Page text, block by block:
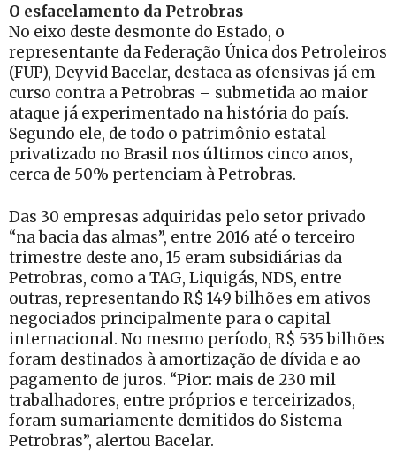
O esfacelamento da Petrobras
No eixo deste desmonte do Estado, o
representante da Federação Única dos Petroleiros
(FUP), Deyvid Bacelar, destaca as ofensivas já em
curso contra a Petrobras – submetida ao maior
ataque já experimentado na história do país.
Segundo ele, de todo o patrimônio estatal
privatizado no Brasil nos últimos cinco anos,
cerca de 50% pertenciam à Petrobras.
Das 30 empresas adquiridas pelo setor privado
“na bacia das almas”, entre 2016 até o terceiro
trimestre deste ano, 15 eram subsidiárias da
Petrobras, como a TAG, Liquigás, NDS, entre
outras, representando R$ 149 bilhões em ativos
negociados principalmente para o capital
internacional. No mesmo período, R$ 535 bilhões
foram destinados à amortização de dívida e ao
pagamento de juros. “Pior: mais de 230 mil
trabalhadores, entre próprios e terceirizados,
foram sumariamente demitidos do Sistema
Petrobras”, alertou Bacelar.